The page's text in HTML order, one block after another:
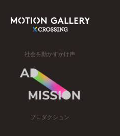
社会を動かすかけ声
プロダクション